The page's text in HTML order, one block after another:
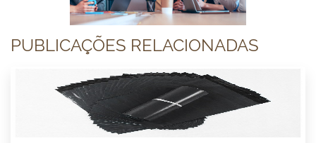
PUBLICAÇÕES RELACIONADAS